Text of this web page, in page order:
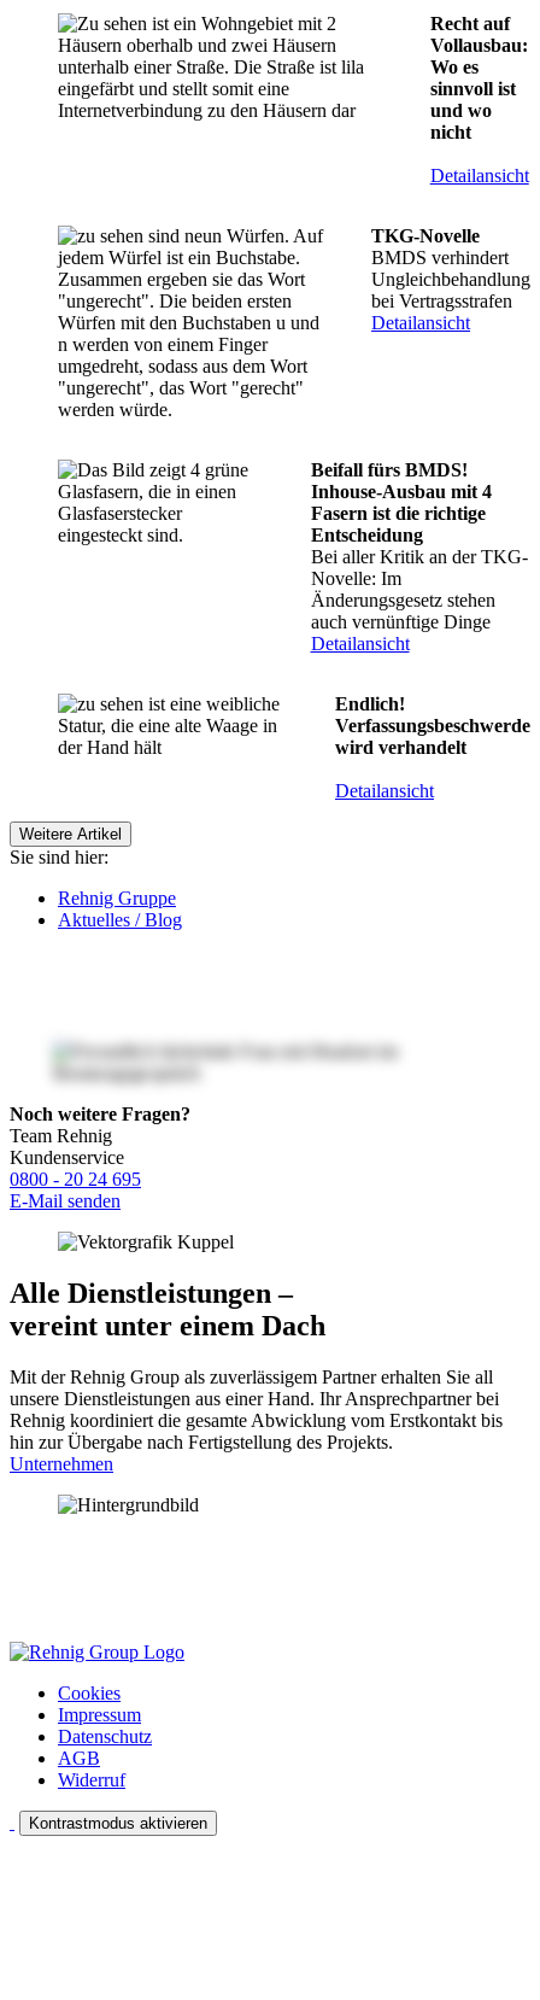
Recht auf
Vollausbau:
Wo es
sinnvoll ist
und wo
nicht
Detailansicht
TKG-Novelle
BMDS verhindert
Ungleichbehandlung
bei Vertragsstrafen
Detailansicht
Beifall fürs BMDS!
Inhouse-Ausbau mit 4
Fasern ist die richtige
Entscheidung
Bei aller Kritik an der TKG-
Novelle: Im
Änderungsgesetz stehen
auch vernünftige Dinge
Detailansicht
Endlich!
Verfassungsbeschwerde
wird verhandelt
Detailansicht
Weitere Artikel
Sie sind hier:
Rehnig Gruppe
Aktuelles / Blog
Noch weitere Fragen?
Team Rehnig
Kundenservice
0800 - 20 24 695
E-Mail senden
Alle Dienstleistungen –
vereint unter einem Dach
Mit der Rehnig Group als zuverlässigem Partner erhalten Sie all
unsere Dienstleistungen aus einer Hand. Ihr Ansprechpartner bei
Rehnig koordiniert die gesamte Abwicklung vom Erstkontakt bis
hin zur Übergabe nach Fertigstellung des Projekts.
Unternehmen
Cookies
Impressum
Datenschutz
AGB
Widerruf
Kontrastmodus aktivieren